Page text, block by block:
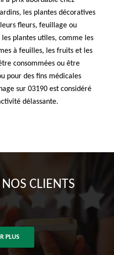
les plantes décoratives
fleurs, feuillage ou
plantes utiles, comme les
à feuilles, les fruits et les
consommées ou être
pour des fins médicales
sur 03190 est considéré
délassante.
CLIENTS
PLUS